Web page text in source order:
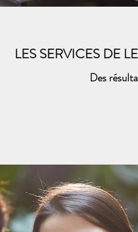
LES SERVICES DE
Des